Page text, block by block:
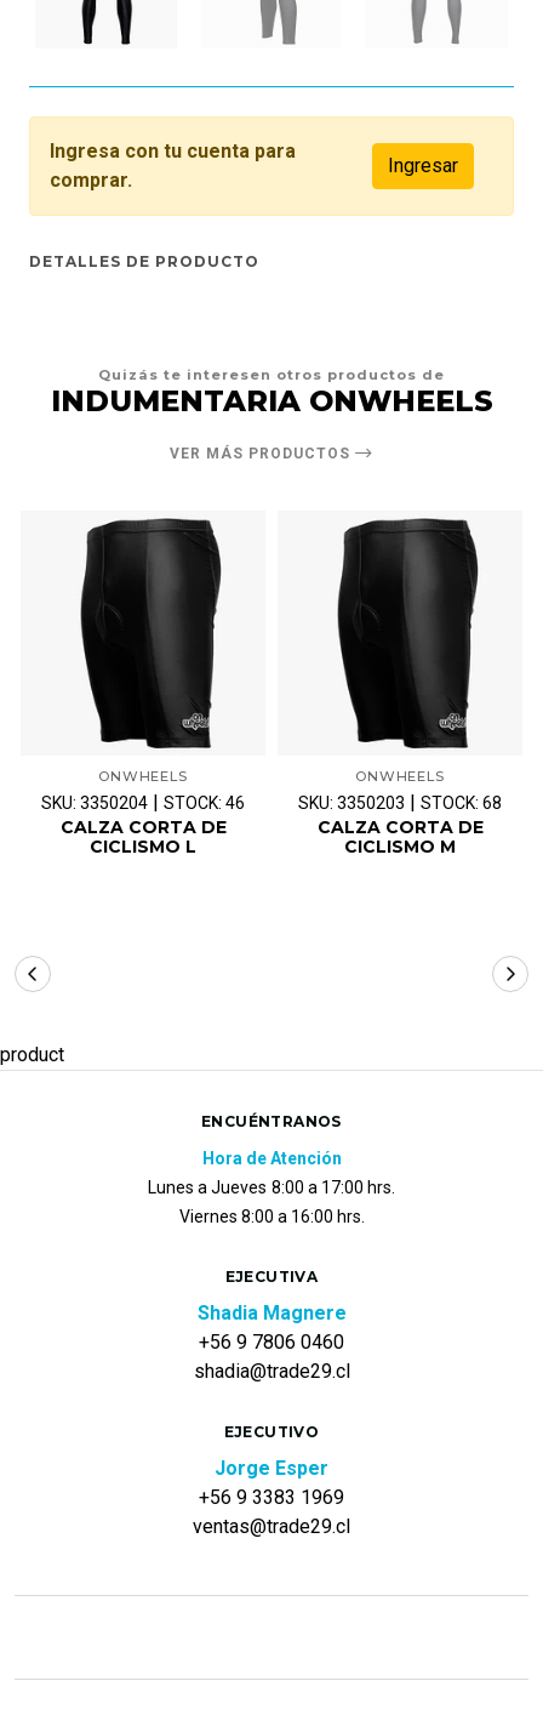
Ingresa con tu cuenta para
comprar.
Ingresar
DETALLES DE PRODUCTO
Quizás te interesen otros productos de
INDUMENTARIA ONWHEELS
VER MÁS PRODUCTOS
ONWHEELS
SKU: 3350204 STOCK: 46
CALZA CORTA DE
CICLISMO L
ONWHEELS
SKU: 3350203 STOCK: 68
CALZA CORTA DE
CICLISMO M
product
ENCUÉNTRANOS
Hora de Atención
Lunes a Jueves 8:00 a 17:00 hrs.
Viernes 8:00 a 16:00 hrs.
EJECUTIVA
Shadia Magnere
+56 9 7806 0460
shadia@trade29.cl
EJECUTIVO
Jorge Esper
+56 9 3383 1969
ventas@trade29.cl